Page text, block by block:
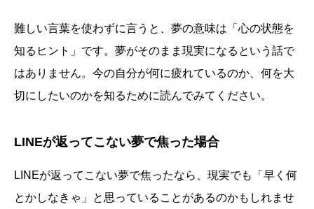
難しい言葉を使わずに言うと、夢の意味は「心の状態を
知るヒント」です。夢がそのまま現実になるという話で
はありません。今の自分が何に疲れているのか、何を大
切にしたいのかを知るために読んでみてください。
LINEが返ってこない夢で焦った場合
LINEが返ってこない夢で焦ったなら、現実でも「早く何
とかしなきゃ」と思っていることがあるのかもしれませ